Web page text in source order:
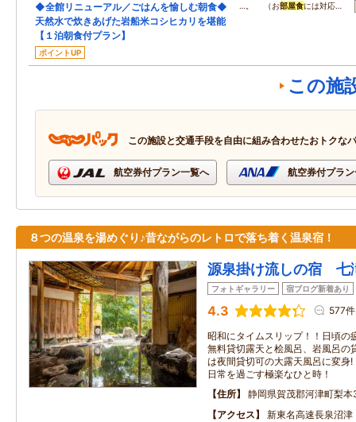
◆全館リニューアル／ごはんを愉しむ朝食◆
天然水で炊きあげた岩船米コシヒカリを堪能
【１泊朝食付プラン】
ポイントUP
…。 （お部屋食には対応…
この施
この施設と交通手段を自由に組み合わせたおトクな
航空券付プラン一覧へ 航空券付プラ
８つの温泉を湯めぐり♪昔ながらのレトロで落ち着く温泉宿！
源泉掛け流しの宿 七
フォトギャラリー 宿ブログ新着あり
4.3 577件
昭和にタイムスリップ！！日頃の
無料貸切露天と桧風呂、岩風呂の
は夜間貸切可の大露天風呂に変
日常を過ごす極楽なひと時！
住所
静岡県賀茂郡河津町梨
アクセス
新東名高速長泉沼